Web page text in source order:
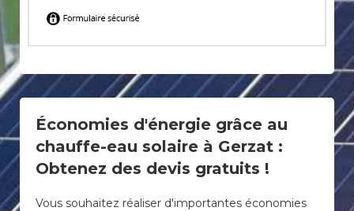
Économies d'énergie grâce au
chauffe-eau solaire à Gerzat :
Obtenez des devis gratuits !
Vous souhaitez réaliser d'importantes économies